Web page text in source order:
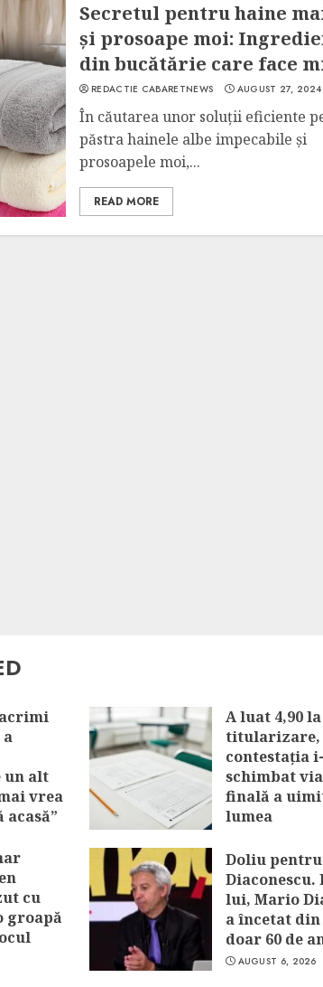
Secretul pentru haine
și prosoape moi:
din bucătărie care face
REDACTIE CABARETNEWS AUGUST 27, 2024
În căutarea unor soluții eficiente
păstra hainele albe impecabile și
prosoapele moi,...
READ MORE
a
un alt
vrea
acasă”
A luat 4,90 la
titularizare,
contestația
schimbat
finală a
lumea
cu
groapă
Doliu pentru
Diaconescu.
lui, Mario
a încetat
doar 60 de
AUGUST 6, 2026